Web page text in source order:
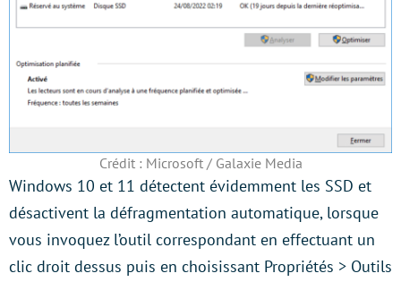
Crédit : Microsoft / Galaxie Media
Windows 10 et 11 détectent évidemment les SSD et
désactivent la défragmentation automatique, lorsque
vous invoquez l’outil correspondant en effectuant un
clic droit dessus puis en choisissant Propriétés > Outils